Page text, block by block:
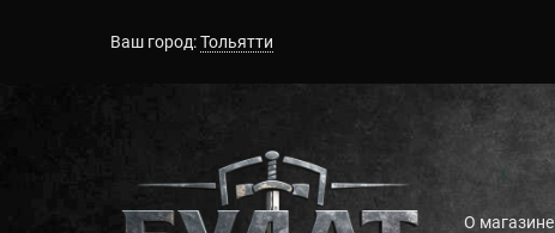
Ваш город:Тольятти
О магазине